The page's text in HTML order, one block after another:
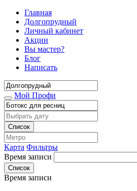
Главная
Долгопрудный
Личный кабинет
Акции
Вы мастер?
Блог
Написать
Мой Профи
Список
Карта Фильтры
Время записи
Список
Время записи